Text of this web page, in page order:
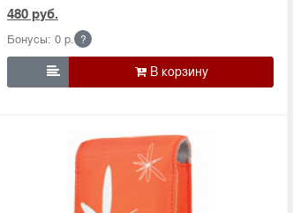
480 руб.
Бонусы: 0 р. ?
